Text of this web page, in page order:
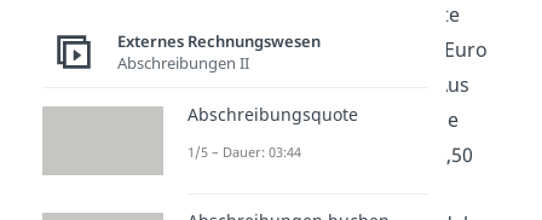
man die 57 Euro vereinnahmte
Umsatzsteuer von den 47,50 Euro
gezahlte Vorsteuer abzieht. Aus
dieser Differenz resultiert eine
effektive Umsatzsteuer von 9,50
Externes Rechnungswesen
Abschreibungen II
Abschreibungsquote
1/5 – Dauer: 03:44